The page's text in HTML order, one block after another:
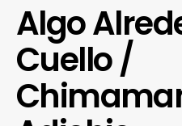
Algo
Cuello /